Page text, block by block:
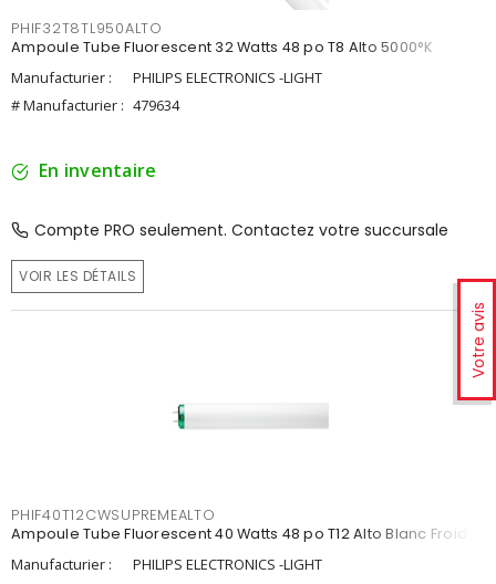
Votre avis
PHIF32T8TL950ALTO
Ampoule Tube Fluorescent 32 Watts 48 po T8 Alto 5000°K
Manufacturier :
PHILIPS ELECTRONICS -LIGHT
# Manufacturier : 479634
En inventaire
Compte PRO seulement. Contactez votre succursale
VOIR LES DÉTAILS
PHIF40T12CWSUPREMEALTO
Ampoule Tube Fluorescent 40 Watts 48 po T12 Alto Blanc Froid
Manufacturier :
PHILIPS ELECTRONICS -LIGHT